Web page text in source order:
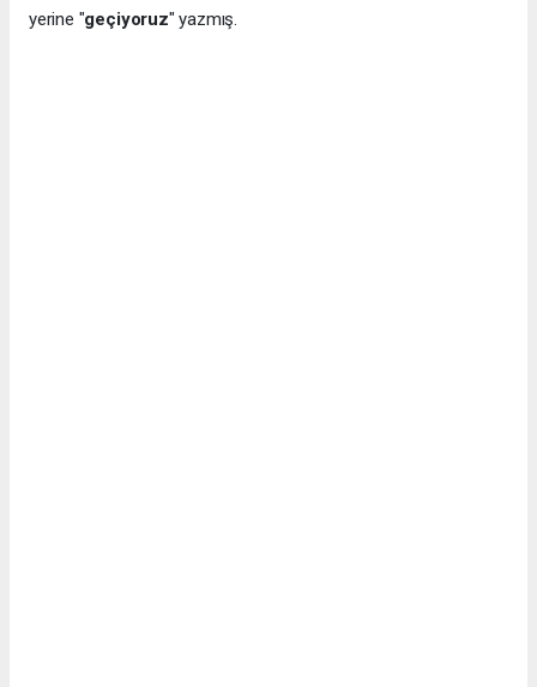
yerine "geçiyoruz" yazmış.